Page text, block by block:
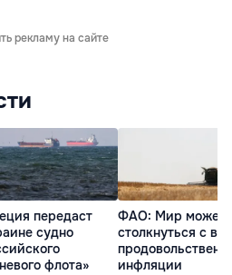
рекламу на сайте
передаст
судно
флота»
ФАО: Мир может
столкнуться с
инфляции